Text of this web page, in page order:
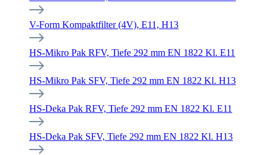
V-Form Kompaktfilter (4V), E11, H13
HS-Mikro Pak RFV, Tiefe 292 mm EN 1822 Kl. E11
HS-Mikro Pak SFV, Tiefe 292 mm EN 1822 Kl. H13
HS-Deka Pak RFV, Tiefe 292 mm EN 1822 Kl. E11
HS-Deka Pak SFV, Tiefe 292 mm EN 1822 Kl. H13